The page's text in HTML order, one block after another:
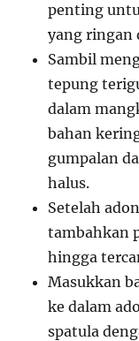
penting
yang ringan
Sambil
tepung
dalam
bahan
gumpalan
halus.
Setelah
tambahkan
hingga
Masukkan
ke dalam
spatula